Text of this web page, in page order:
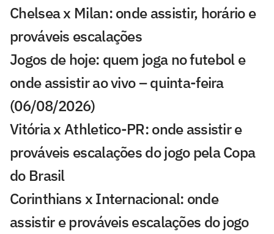
Chelsea x Milan: onde assistir, horário e
prováveis escalações
Jogos de hoje: quem joga no futebol e
onde assistir ao vivo – quinta-feira
(06/08/2026)
Vitória x Athletico-PR: onde assistir e
prováveis escalações do jogo pela Copa
do Brasil
Corinthians x Internacional: onde
assistir e prováveis escalações do jogo